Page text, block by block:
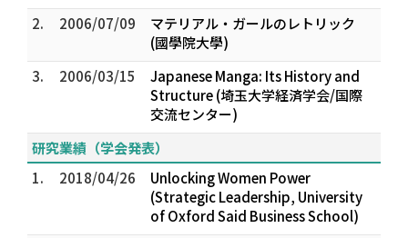
2.
2006/07/09
マテリアル・ガールのレトリック
(國學院大學)
3.
2006/03/15
Japanese Manga: Its History and
Structure (埼玉大学経済学会/国際
交流センター)
研究業績（学会発表）
1.
2018/04/26
Unlocking Women Power
(Strategic Leadership, University
of Oxford Said Business School)